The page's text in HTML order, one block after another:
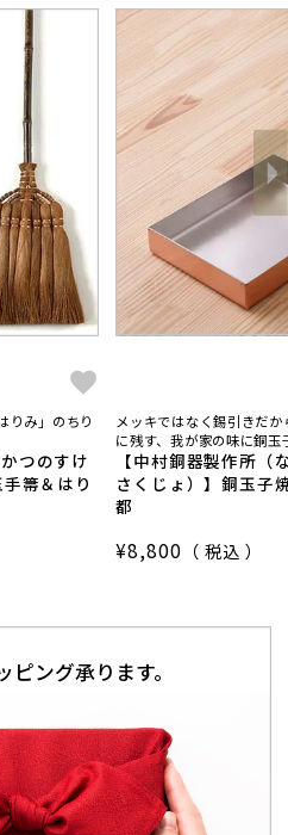
りみ」のちり
つのすけ
箒＆はり
メッキではなく錫引きだ
に残す、我が家の味に
【中村銅器製作所（
さくじょ）】銅玉
都
¥8,800 税込
次
へ
ピング承ります。